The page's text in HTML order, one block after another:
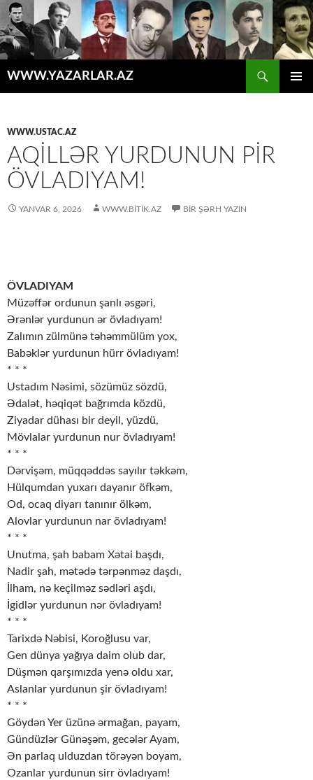
WWW.YAZARLAR.AZ
WWW.USTAC.AZ
AQILLƏR YURDUNUN PIR
ÖVLADIYAM!
YANVAR 6, 2026 WWW.BITIK.AZ BIR ŞƏRH YAZIN
ÖVLADIYAM
Müzəffər ordunun şanlı əsgəri,
Ərənlər yurdunun ər övladıyam!
Zalımın zülmünə təhəmmülüm yox,
Babəklər yurdunun hürr övladıyam!
* * *
Ustadım Nəsimi, sözümüz sözdü,
Ədalət, həqiqət bağrımda közdü,
Ziyadar dühası bir deyil, yüzdü,
Mövlalar yurdunun nur övladıyam!
* * *
Dərvişəm, müqqəddəs sayılır təkkəm,
Hülqumdan yuxarı dayanır öfkəm,
Od, ocaq diyarı tanınır ölkəm,
Alovlar yurdunun nar övladıyam!
* * *
Unutma, şah babam Xətai başdı,
Nadir şah, mətədə tərpənməz daşdı,
İlham, nə keçilməz sədləri aşdı,
İgidlər yurdunun nər övladıyam!
* * *
Tarixdə Nəbisi, Koroğlusu var,
Gen dünya yağıya daim olub dar,
Düşmən qarşımızda yenə oldu xar,
Aslanlar yurdunun şir övladıyam!
* * *
Göydən Yer üzünə ərmağan, payam,
Gündüzlər Günəşəm, gecələr Ayam,
Ən parlaq ulduzdan törəyən boyam,
Ozanlar yurdunun sirr övladıyam!